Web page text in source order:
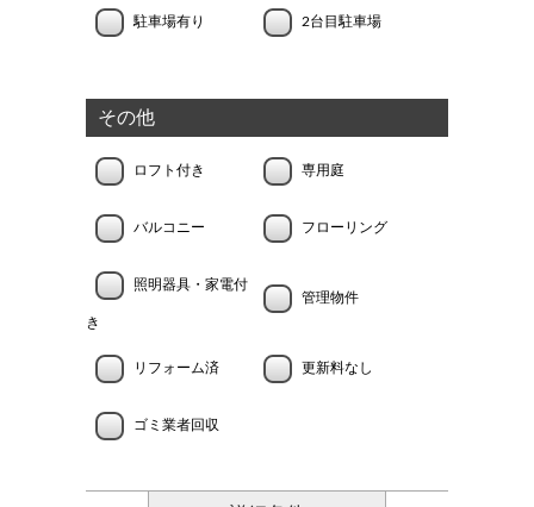
駐車場有り 2台目駐車場
その他
ロフト付き 専用庭
バルコニー フローリング
照明器具・家電付
き
管理物件
リフォーム済 更新料なし
ゴミ業者回収